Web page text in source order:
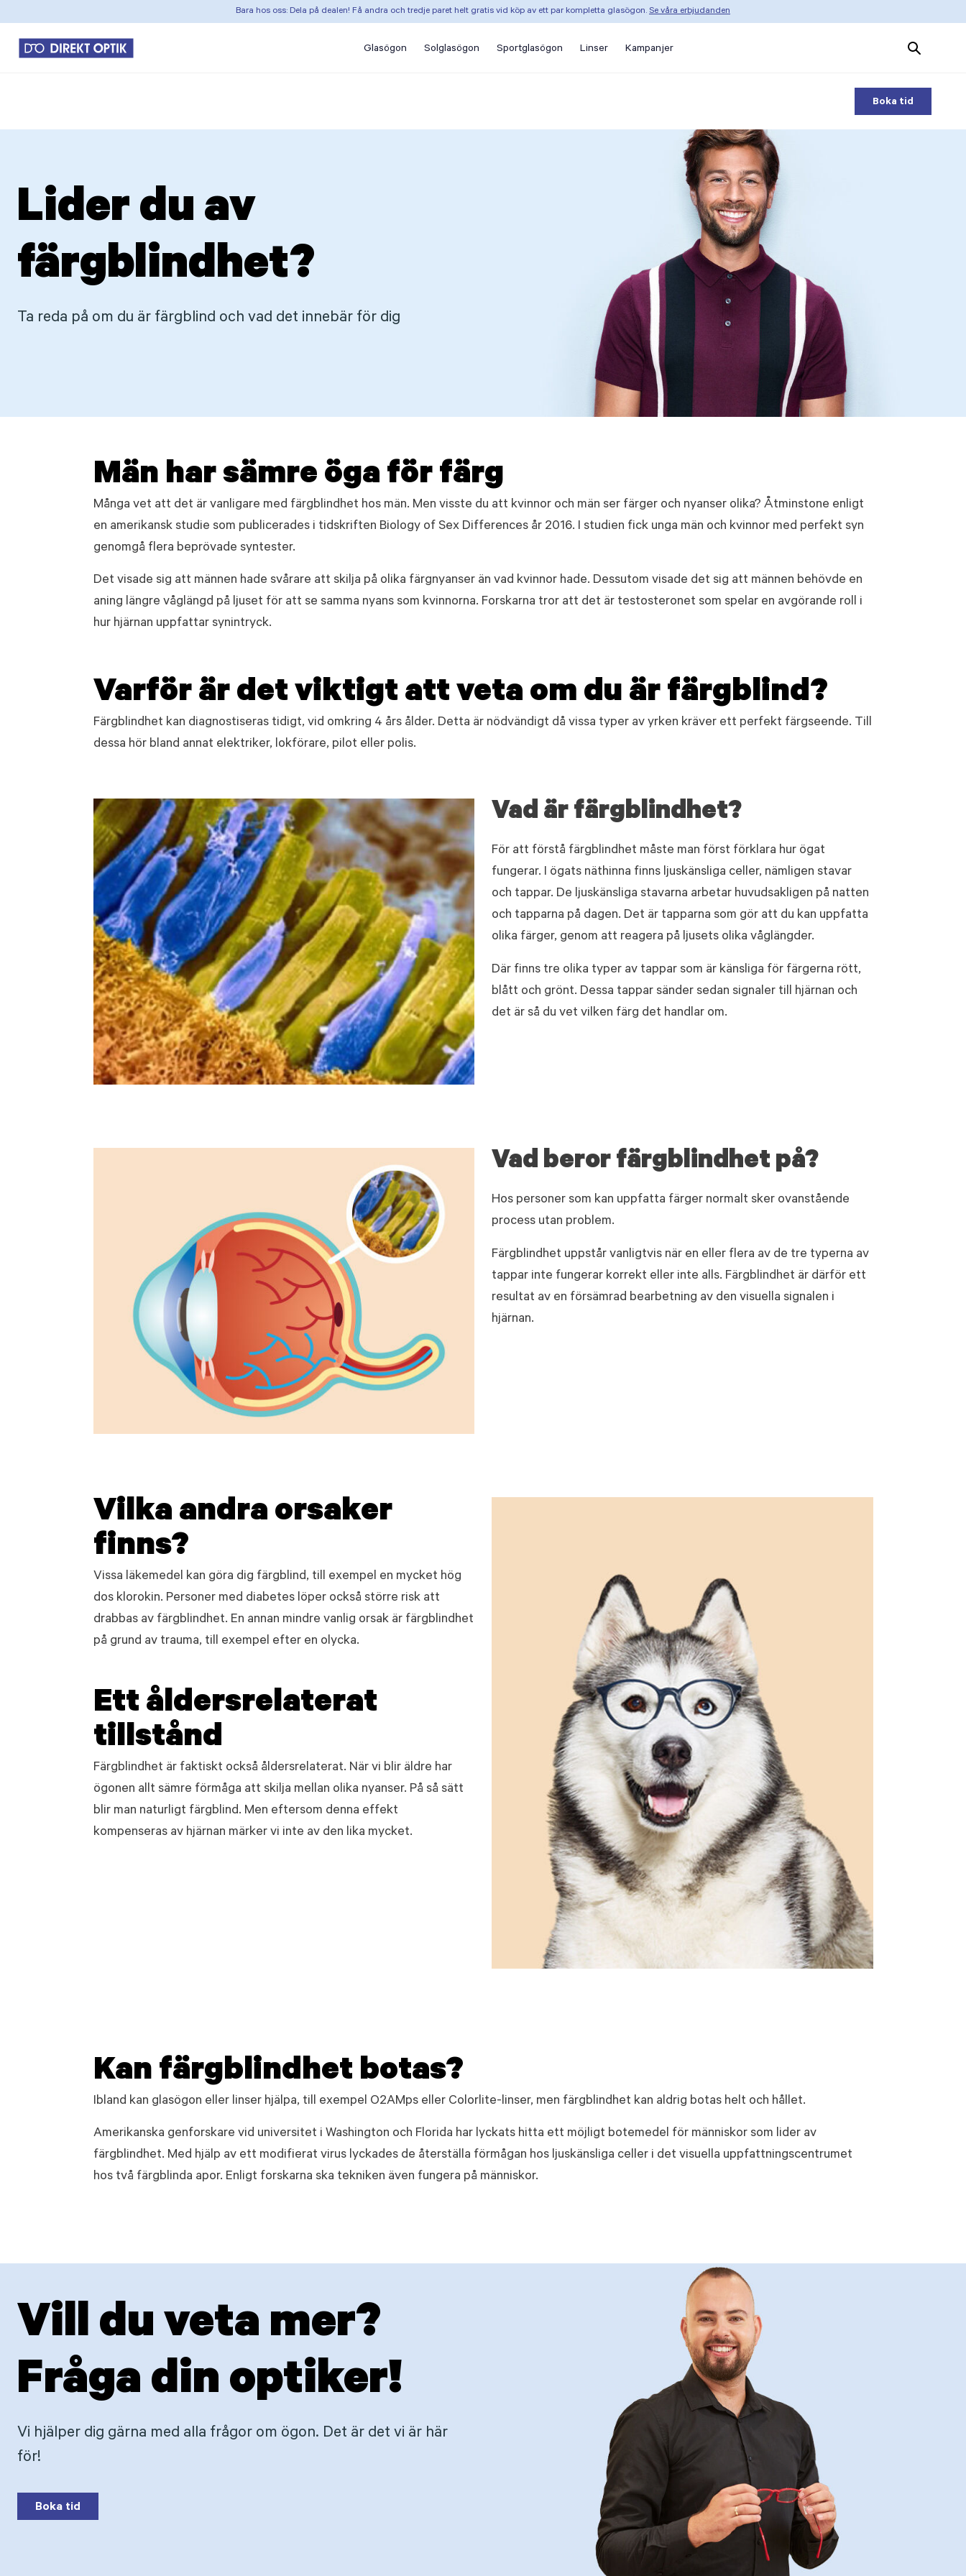
Bara hos oss: Dela på dealen! Få andra och tredje paret helt gratis vid köp av ett par kompletta glasögon. Se våra erbjudanden
Glasögon Solglasögon Sportglasögon Linser Kampanjer
Search
Products
Boka tid
Lider du av
färgblindhet?
Ta reda på om du är färgblind och vad det innebär för dig
Män har sämre öga för färg
Många vet att det är vanligare med färgblindhet hos män. Men visste du att kvinnor och män ser färger och nyanser olika? Åtminstone enligt
en amerikansk studie som publicerades i tidskriften Biology of Sex Differences år 2016. I studien fick unga män och kvinnor med perfekt syn
genomgå flera beprövade syntester.
Det visade sig att männen hade svårare att skilja på olika färgnyanser än vad kvinnor hade. Dessutom visade det sig att männen behövde en
aning längre våglängd på ljuset för att se samma nyans som kvinnorna. Forskarna tror att det är testosteronet som spelar en avgörande roll i
hur hjärnan uppfattar synintryck.
Varför är det viktigt att veta om du är färgblind?
Färgblindhet kan diagnostiseras tidigt, vid omkring 4 års ålder. Detta är nödvändigt då vissa typer av yrken kräver ett perfekt färgseende. Till
dessa hör bland annat elektriker, lokförare, pilot eller polis.
Vad är färgblindhet?
För att förstå färgblindhet måste man först förklara hur ögat
fungerar. I ögats näthinna finns ljuskänsliga celler, nämligen stavar
och tappar. De ljuskänsliga stavarna arbetar huvudsakligen på natten
och tapparna på dagen. Det är tapparna som gör att du kan uppfatta
olika färger, genom att reagera på ljusets olika våglängder.
Där finns tre olika typer av tappar som är känsliga för färgerna rött,
blått och grönt. Dessa tappar sänder sedan signaler till hjärnan och
det är så du vet vilken färg det handlar om.
Vad beror färgblindhet på?
Hos personer som kan uppfatta färger normalt sker ovanstående
process utan problem.
Färgblindhet uppstår vanligtvis när en eller flera av de tre typerna av
tappar inte fungerar korrekt eller inte alls. Färgblindhet är därför ett
resultat av en försämrad bearbetning av den visuella signalen i
hjärnan.
Vilka andra orsaker
finns?
Vissa läkemedel kan göra dig färgblind, till exempel en mycket hög
dos klorokin. Personer med diabetes löper också större risk att
drabbas av färgblindhet. En annan mindre vanlig orsak är färgblindhet
på grund av trauma, till exempel efter en olycka.
Ett åldersrelaterat
tillstånd
Färgblindhet är faktiskt också åldersrelaterat. När vi blir äldre har
ögonen allt sämre förmåga att skilja mellan olika nyanser. På så sätt
blir man naturligt färgblind. Men eftersom denna effekt
kompenseras av hjärnan märker vi inte av den lika mycket.
Kan färgblindhet botas?
Ibland kan glasögon eller linser hjälpa, till exempel O2AMps eller Colorlite-linser, men färgblindhet kan aldrig botas helt och hållet.
Amerikanska genforskare vid universitet i Washington och Florida har lyckats hitta ett möjligt botemedel för människor som lider av
färgblindhet. Med hjälp av ett modifierat virus lyckades de återställa förmågan hos ljuskänsliga celler i det visuella uppfattningscentrumet
hos två färgblinda apor. Enligt forskarna ska tekniken även fungera på människor.
Vill du veta mer?
Fråga din optiker!
Vi hjälper dig gärna med alla frågor om ögon. Det är det vi är här
för!
Boka tid